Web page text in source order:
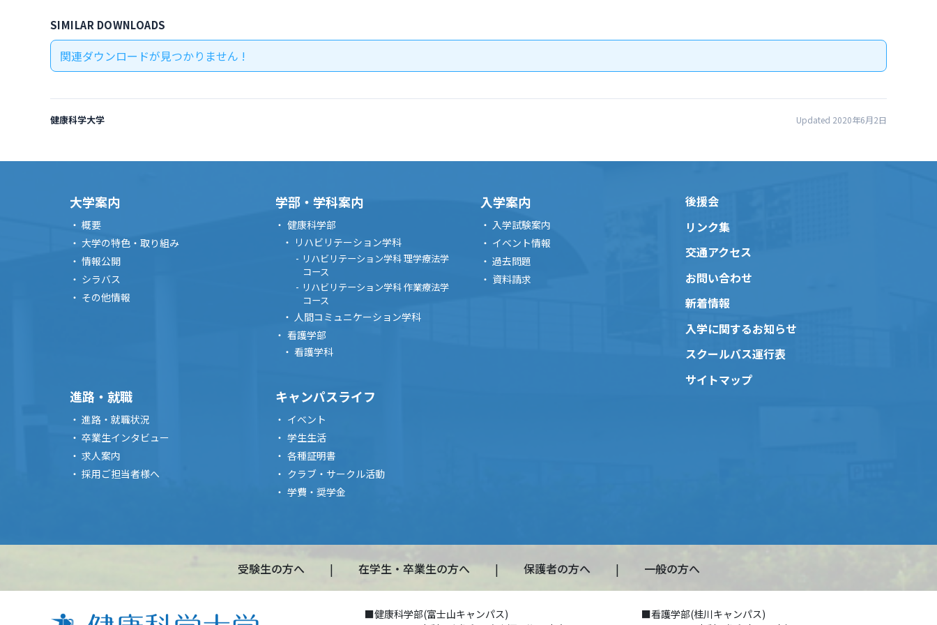
SIMILAR DOWNLOADS
関連ダウンロードが見つかりません !
健康科学大学 Updated 2020年6月2日
大学案内
概要
大学の特色・取り組み
情報公開
シラバス
その他情報
学部・学科案内
健康科学部
リハビリテーション学科
リハビリテーション学科 理学療法学
コース
リハビリテーション学科 作業療法学
コース
人間コミュニケーション学科
看護学部
看護学科
入学案内
入学試験案内
イベント情報
過去問題
資料請求
進路・就職
進路・就職状況
卒業生インタビュー
求人案内
採用ご担当者様へ
キャンパスライフ
イベント
学生生活
各種証明書
クラブ・サークル活動
学費・奨学金
後援会
リンク集
交通アクセス
お問い合わせ
新着情報
入学に関するお知らせ
スクールバス運行表
サイトマップ
受験生の方へ 在学生・卒業生の方へ 保護者の方へ 一般の方へ
■健康科学部(富士山キャンパス)
■看護学部(桂川キャンパス)